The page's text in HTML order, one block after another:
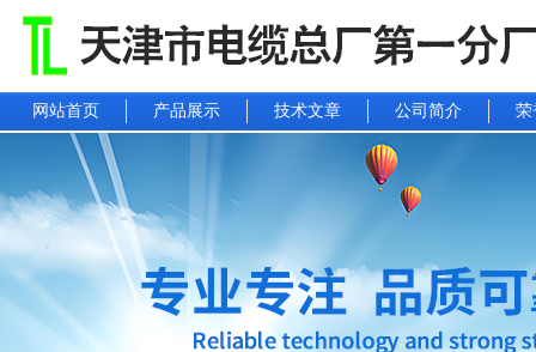
网站首页 产品展示 技术文章 公司简介 荣